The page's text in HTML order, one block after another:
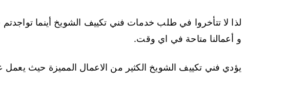
لذا لا تتأخروا في طلب خدمات فني تكييف الشويخ أينما
و أعمالنا متاحة في اي وقت.
يؤدي فني تكييف الشويخ الكثير من الاعمال المميزة حيث يعمل